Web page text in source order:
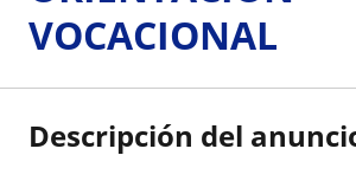
VOCACIONAL
Descripción del